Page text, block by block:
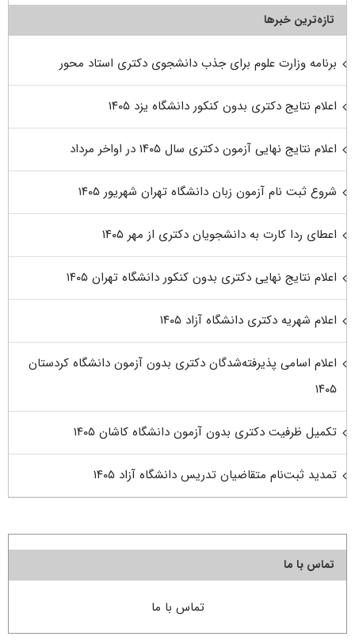
تازه‌ترین خبرها
برنامه وزارت علوم برای جذب دانشجوی دکتری استاد محور
اعلام نتایج دکتری بدون کنکور دانشگاه یزد ۱۴۰۵
اعلام نتایج نهایی آزمون دکتری سال ۱۴۰۵ در اواخر مرداد
شروع ثبت نام آزمون زبان دانشگاه تهران شهریور ۱۴۰۵
اعطای ردا کارت به دانشجویان دکتری از مهر ۱۴۰۵
اعلام نتایج نهایی دکتری بدون کنکور دانشگاه تهران ۱۴۰۵
اعلام شهریه دکتری دانشگاه آزاد ۱۴۰۵
اعلام اسامی پذیرفته‌شدگان دکتری بدون آزمون دانشگاه کردستان
۱۴۰۵
تکمیل ظرفیت دکتری بدون آزمون دانشگاه کاشان ۱۴۰۵
تمدید ثبت‌نام متقاضیان تدریس دانشگاه آزاد ۱۴۰۵
تماس با ما
تماس با ما